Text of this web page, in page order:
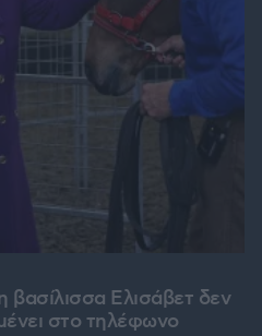
Ελισάβετ δεν
στο τηλέφωνο